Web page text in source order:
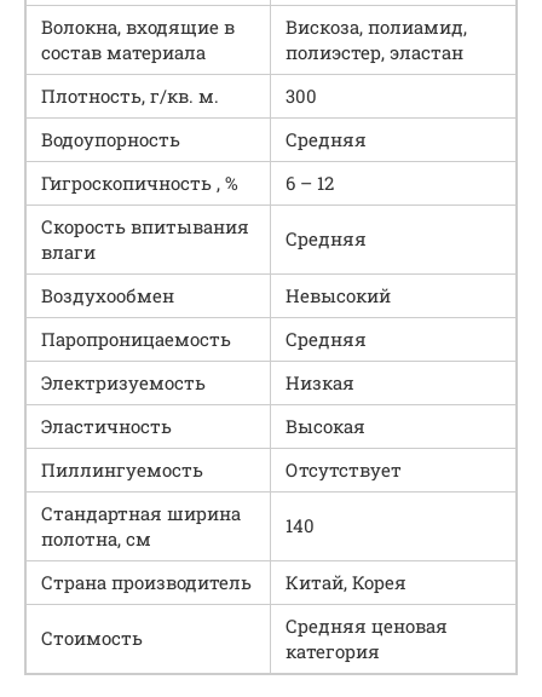
Волокна, входящие в
состав материала
Вискоза, полиамид,
полиэстер, эластан
Плотность, г/кв. м.
300
Водоупорность
Средняя
Гигроскопичность , %
6 – 12
Скорость впитывания
влаги
Средняя
Воздухообмен
Невысокий
Паропроницаемость
Средняя
Электризуемость
Низкая
Эластичность
Высокая
Пиллингуемость
Отсутствует
Стандартная ширина
полотна, см
140
Страна производитель Китай, Корея
Стоимость
Средняя ценовая
категория